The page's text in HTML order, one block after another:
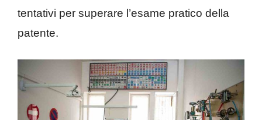
tentativi per superare l’esame pratico della
patente.